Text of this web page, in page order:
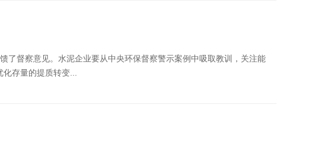
了督察意见。水泥企业要从中央环保督察警示案例中吸取教训，关注能
存量的提质转变...